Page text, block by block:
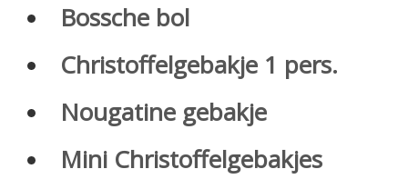
Bossche bol
Christoffelgebakje 1 pers.
Nougatine gebakje
Mini Christoffelgebakjes